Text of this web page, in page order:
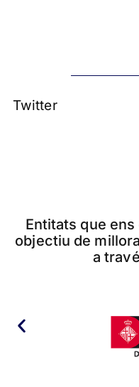
Twitter
Entitats que
objectiu de
a